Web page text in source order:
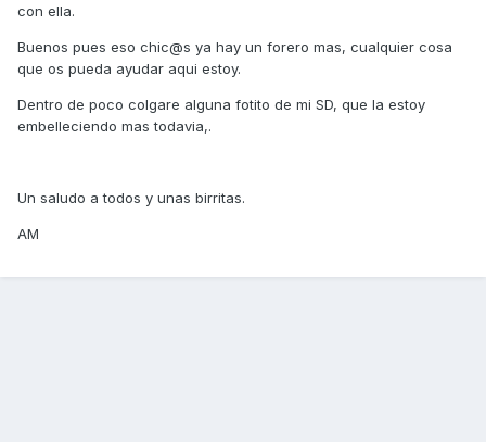
con ella.
Buenos pues eso chic@s ya hay un forero mas, cualquier cosa
que os pueda ayudar aqui estoy.
Dentro de poco colgare alguna fotito de mi SD, que la estoy
embelleciendo mas todavia,.
Un saludo a todos y unas birritas.
AM